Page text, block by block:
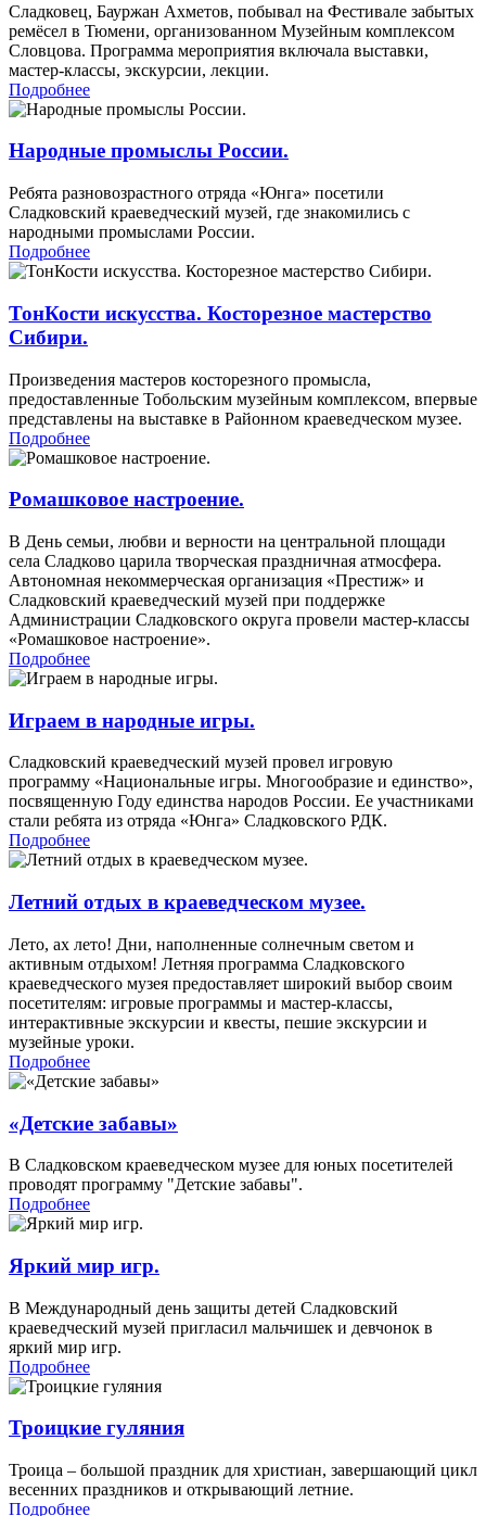
Сладковец, Бауржан Ахметов, побывал на Фестивале забытых
ремёсел в Тюмени, организованном Музейным комплексом
Словцова. Программа мероприятия включала выставки,
мастер-классы, экскурсии, лекции.
Подробнее
Народные промыслы России.
Ребята разновозрастного отряда «Юнга» посетили
Сладковский краеведческий музей, где знакомились с
народными промыслами России.
Подробнее
ТонКости искусства. Косторезное мастерство
Сибири.
Произведения мастеров косторезного промысла,
предоставленные Тобольским музейным комплексом, впервые
представлены на выставке в Районном краеведческом музее.
Подробнее
Ромашковое настроение.
В День семьи, любви и верности на центральной площади
села Сладково царила творческая праздничная атмосфера.
Автономная некоммерческая организация «Престиж» и
Сладковский краеведческий музей при поддержке
Администрации Сладковского округа провели мастер-классы
«Ромашковое настроение».
Подробнее
Играем в народные игры.
Сладковский краеведческий музей провел игровую
программу «Национальные игры. Многообразие и единство»,
посвященную Году единства народов России. Ее участниками
стали ребята из отряда «Юнга» Сладковского РДК.
Подробнее
Летний отдых в краеведческом музее.
Лето, ах лето! Дни, наполненные солнечным светом и
активным отдыхом! Летняя программа Сладковского
краеведческого музея предоставляет широкий выбор своим
посетителям: игровые программы и мастер-классы,
интерактивные экскурсии и квесты, пешие экскурсии и
музейные уроки.
Подробнее
«Детские забавы»
В Сладковском краеведческом музее для юных посетителей
проводят программу "Детские забавы".
Подробнее
Яркий мир игр.
В Международный день защиты детей Сладковский
краеведческий музей пригласил мальчишек и девчонок в
яркий мир игр.
Подробнее
Троицкие гуляния
Троица – большой праздник для христиан, завершающий цикл
весенних праздников и открывающий летние.
Подробнее